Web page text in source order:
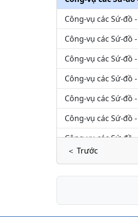
Công-vụ các Sứ-đồ
Công-vụ các Sứ-đồ
Công-vụ các Sứ-đồ
Công-vụ các Sứ-đồ
Công-vụ các Sứ-đồ
Công-vụ các Sứ-đồ
Công-vụ các Sứ-đồ
＜ Trước